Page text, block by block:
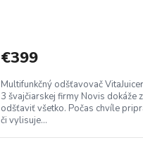
€399
Multifunkčný odšťavovač
3 švajčiarskej firmy Novis dokáže
odšťaviť všetko. Počas chvíle
či vylisuje...